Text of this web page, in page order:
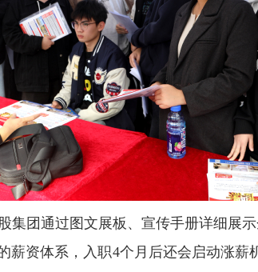
集团通过图文展板、宣传手册详细展
薪资体系，入职4个月后还会启动涨薪